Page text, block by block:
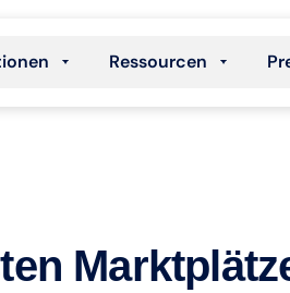
Ressourcen